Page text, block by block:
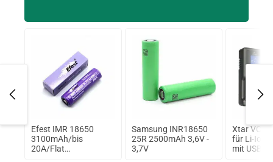
Efest IMR 18650
3100mAh/bis
20A/Flat
Samsung INR18650
25R 2500mAh 3,6V -
3,7V
Xtar VC4
für Li-Ion
mit USB